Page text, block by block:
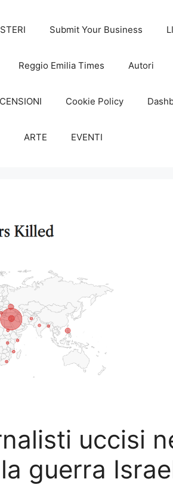
Submit Your Business
Reggio Emilia Times Autori
Cookie Policy
ARTE EVENTI
uccisi
guerra